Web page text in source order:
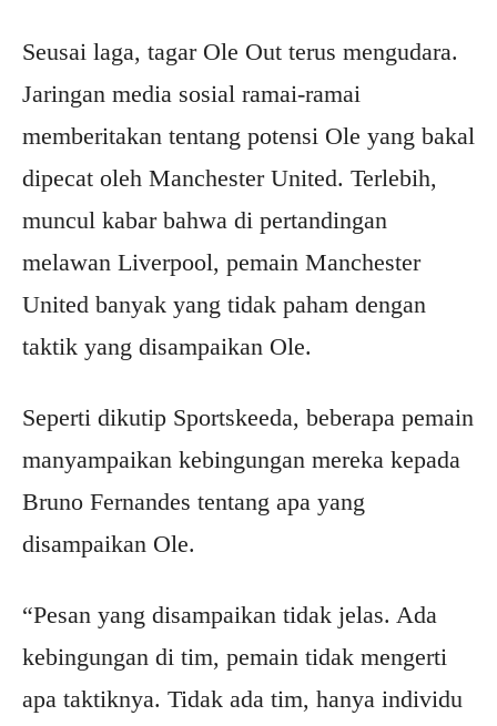
Seusai laga, tagar Ole Out terus mengudara.
Jaringan media sosial ramai-ramai
memberitakan tentang potensi Ole yang bakal
dipecat oleh Manchester United. Terlebih,
muncul kabar bahwa di pertandingan
melawan Liverpool, pemain Manchester
United banyak yang tidak paham dengan
taktik yang disampaikan Ole.
Seperti dikutip Sportskeeda, beberapa pemain
manyampaikan kebingungan mereka kepada
Bruno Fernandes tentang apa yang
disampaikan Ole.
“Pesan yang disampaikan tidak jelas. Ada
kebingungan di tim, pemain tidak mengerti
apa taktiknya. Tidak ada tim, hanya individu